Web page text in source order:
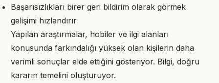
Başarısızlıkları birer geri bildirim olarak görmek
gelişimi hızlandırır
Yapılan araştırmalar, hobiler ve ilgi alanları
konusunda farkındalığı yüksek olan kişilerin daha
verimli sonuçlar elde ettiğini gösteriyor. Bilgi, doğru
kararın temelini oluşturuyor.